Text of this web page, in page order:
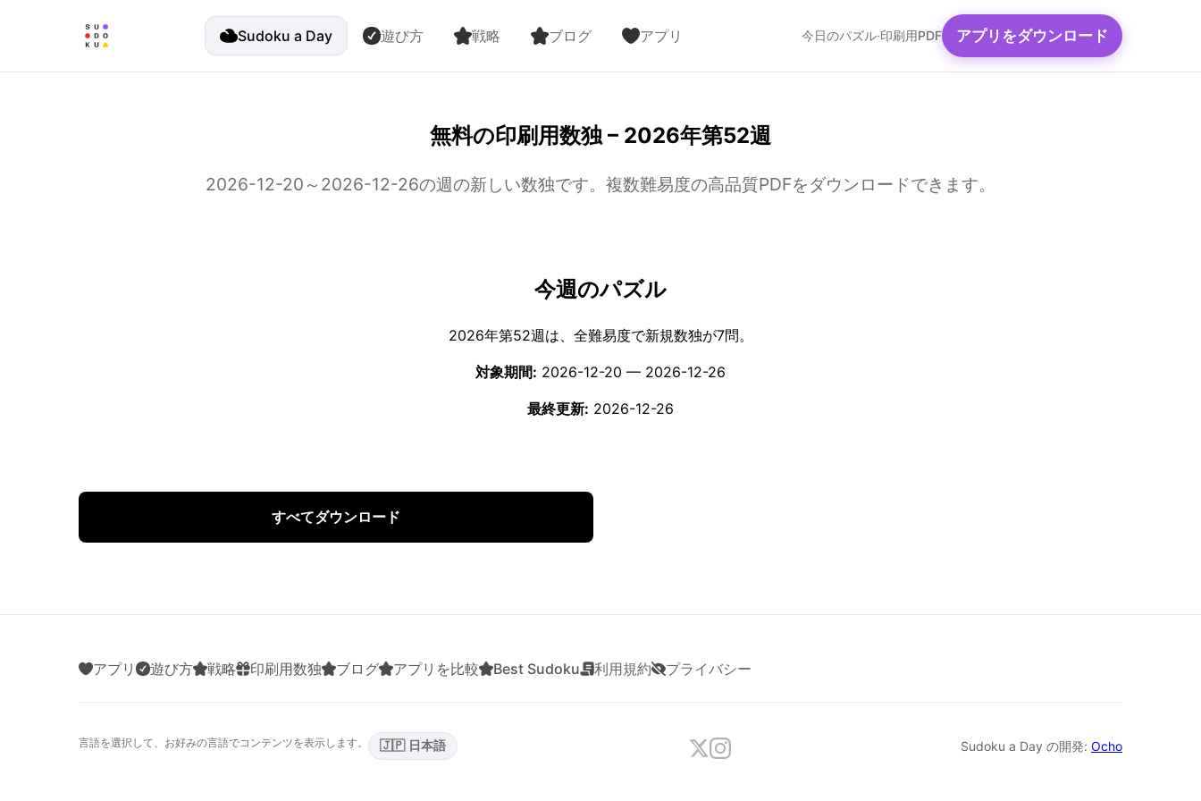
Sudoku a Day 遊び方 戦略 ブログ アプリ 今日のパズル·印刷用PDF アプリをダウンロード
無料の印刷用数独 – 2026年第52週
2026-12-20～2026-12-26の週の新しい数独です。複数難易度の高品質PDFをダウンロードできます。
今週のパズル
2026年第52週は、全難易度で新規数独が7問。
対象期間: 2026-12-20 — 2026-12-26
最終更新: 2026-12-26
すべてダウンロード
アプリ 遊び方 戦略 印刷用数独 ブログ アプリを比較 Best Sudoku 利用規約 プライバシー
言語を選択して、お好みの言語でコンテンツを表示します。 🇯🇵 日本語 Sudoku a Day の開発: Ocho